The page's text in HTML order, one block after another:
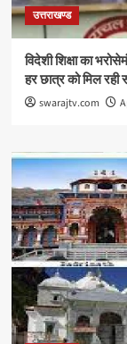
उत्तराखण्ड
विदेशी शिक्षा का
हर छात्र को मिल रही
swarajtv.com